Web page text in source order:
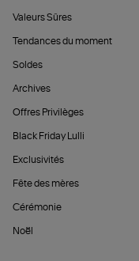
Valeurs Sûres
Tendances du moment
Soldes
Archives
Offres Privilèges
Black Friday Lulli
Exclusivités
Fête des mères
Cérémonie
Noël